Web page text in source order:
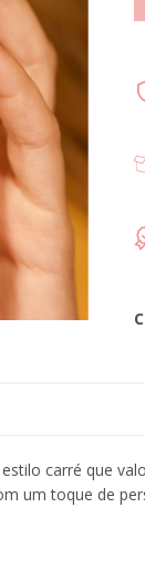
carré que
um toque de